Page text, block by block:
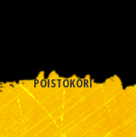
POISTOKORI